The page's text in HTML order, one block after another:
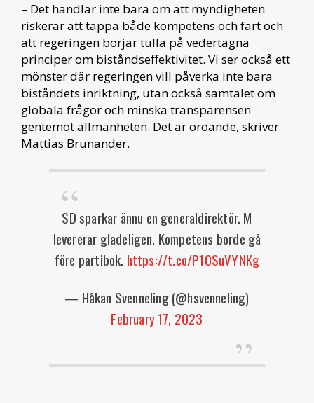
– Det handlar inte bara om att myndigheten
riskerar att tappa både kompetens och fart och
att regeringen börjar tulla på vedertagna
principer om biståndseffektivitet. Vi ser också ett
mönster där regeringen vill påverka inte bara
biståndets inriktning, utan också samtalet om
globala frågor och minska transparensen
gentemot allmänheten. Det är oroande, skriver
Mattias Brunander.
SD sparkar ännu en generaldirektör. M
levererar gladeligen. Kompetens borde gå
före partibok. https://t.co/P1OSuVYNKg
— Håkan Svenneling (@hsvenneling)
February 17, 2023